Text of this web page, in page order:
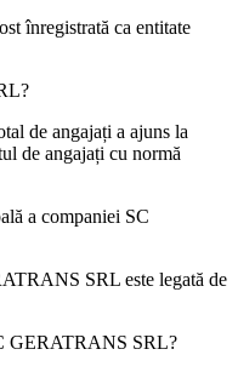
înregistrată ca entitate
?
de angajați a ajuns la
de angajați cu normă
a companiei SC
SRL este legată de
GERATRANS SRL?